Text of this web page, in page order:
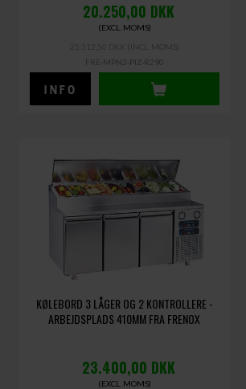
20.250,00 DKK
(EXCL. MOMS)
FRE-MPN2-PIZ-R290
KØLEBORD 3 LÅGER OG 2 KONTROLLERE -
ARBEJDSPLADS 410MM FRA FRENOX
23.400,00 DKK
(EXCL. MOMS)